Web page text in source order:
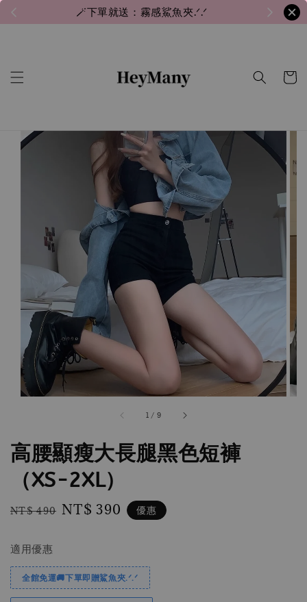
🪄下單就送：霧感鯊魚夾.ᐟ.ᐟ
1 / 9
高腰顯瘦大長腿黑色短褲
（XS-2XL）
Regular
NT$ 490 Sale
NT$ 390 優惠
適用優惠
全館免運🚚下單即贈鯊魚夾.ᐟ.ᐟ